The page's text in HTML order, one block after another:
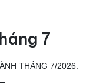
7
THÁNG 7/2026.